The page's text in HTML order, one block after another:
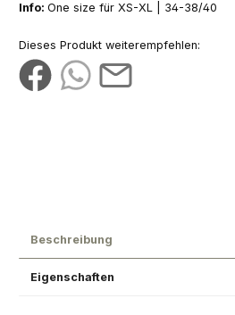
Info: One size für XS-XL | 34-38/40
Dieses Produkt weiterempfehlen:
Beschreibung
Eigenschaften